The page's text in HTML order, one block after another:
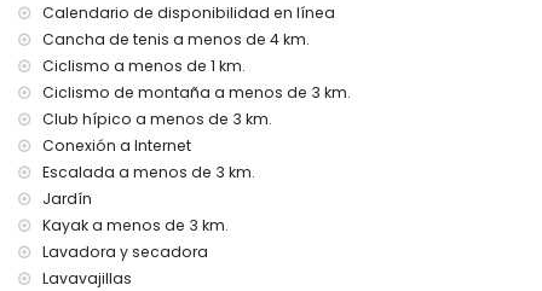
aeropuerto más cercano: Aeropuerto de Alicante-Elche (a
menos de 100 kilómetros de la villa)
segundo aeropuerto más cercano: Aeropuerto de Valencia
(a menos de 100 kilómetros de la villa)
no se admiten mascotas
El alojamiento es muy adecuado para familias con niños
Instalaciones y servicios incluidos en el precio del alquiler
de la villa
internet (fibra óptica)
plancha y tabla de planchar
ropa de cama y toallas
Calendario de disponibilidad en línea
Cancha de tenis a menos de 4 km.
Ciclismo a menos de 1 km.
Ciclismo de montaña a menos de 3 km.
Club hípico a menos de 3 km.
Conexión a Internet
Escalada a menos de 3 km.
Jardín
Kayak a menos de 3 km.
Lavadora y secadora
Lavavajillas